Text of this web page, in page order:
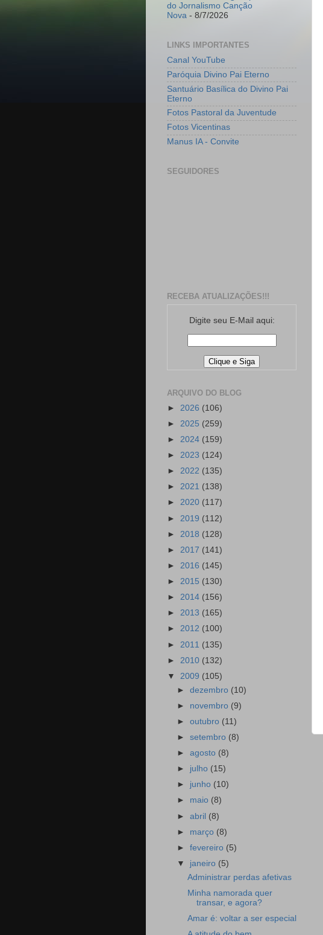
do Jornalismo Canção
Nova - 8/7/2026
LINKS IMPORTANTES
Canal YouTube
Paróquia Divino Pai Eterno
Santuário Basílica do Divino Pai
Eterno
Fotos Pastoral da Juventude
Fotos Vicentinas
Manus IA - Convite
SEGUIDORES
RECEBA ATUALIZAÇÕES!!!
Digite seu E-Mail aqui:
ARQUIVO DO BLOG
► 2026 (106)
► 2025 (259)
► 2024 (159)
► 2023 (124)
► 2022 (135)
► 2021 (138)
► 2020 (117)
► 2019 (112)
► 2018 (128)
► 2017 (141)
► 2016 (145)
► 2015 (130)
► 2014 (156)
► 2013 (165)
► 2012 (100)
► 2011 (135)
► 2010 (132)
▼ 2009 (105)
►dezembro (10)
► novembro (9)
►outubro (11)
►setembro (8)
►agosto (8)
► julho (15)
► junho (10)
► maio (8)
►abril (8)
► março (8)
►fevereiro (5)
▼ janeiro (5)
Administrar perdas afetivas
Minha namorada quer
transar, e agora?
Amar é: voltar a ser especial